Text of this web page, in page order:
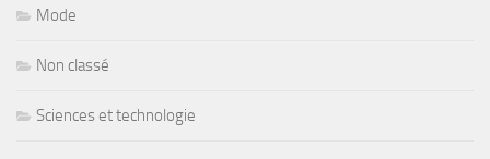
Mode
Non classé
Sciences et technologie